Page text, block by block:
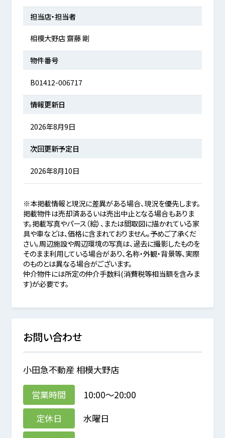
担当店・担当者
相模大野店 齋藤 剛
物件番号
B01412-006717
情報更新日
2026年8月9日
次回更新予定日
2026年8月10日
※本掲載情報と現況に差異がある場合、現況を優先します。
掲載物件は売却済あるいは売出中止となる場合もありま
す。掲載写真やパース（絵）、または間取図に描かれている家
具や車などは、価格に含まれておりません。予めご了承くだ
さい。周辺施設や周辺環境の写真は、過去に撮影したものを
そのまま利用している場合があり、名称・外観・背景等、実際
のものとは異なる場合がございます。
仲介物件には所定の仲介手数料(消費税等相当額を含みま
す)が必要です。
お問い合わせ
小田急不動産 相模大野店
営業時間
10:00～20:00
定休日
水曜日